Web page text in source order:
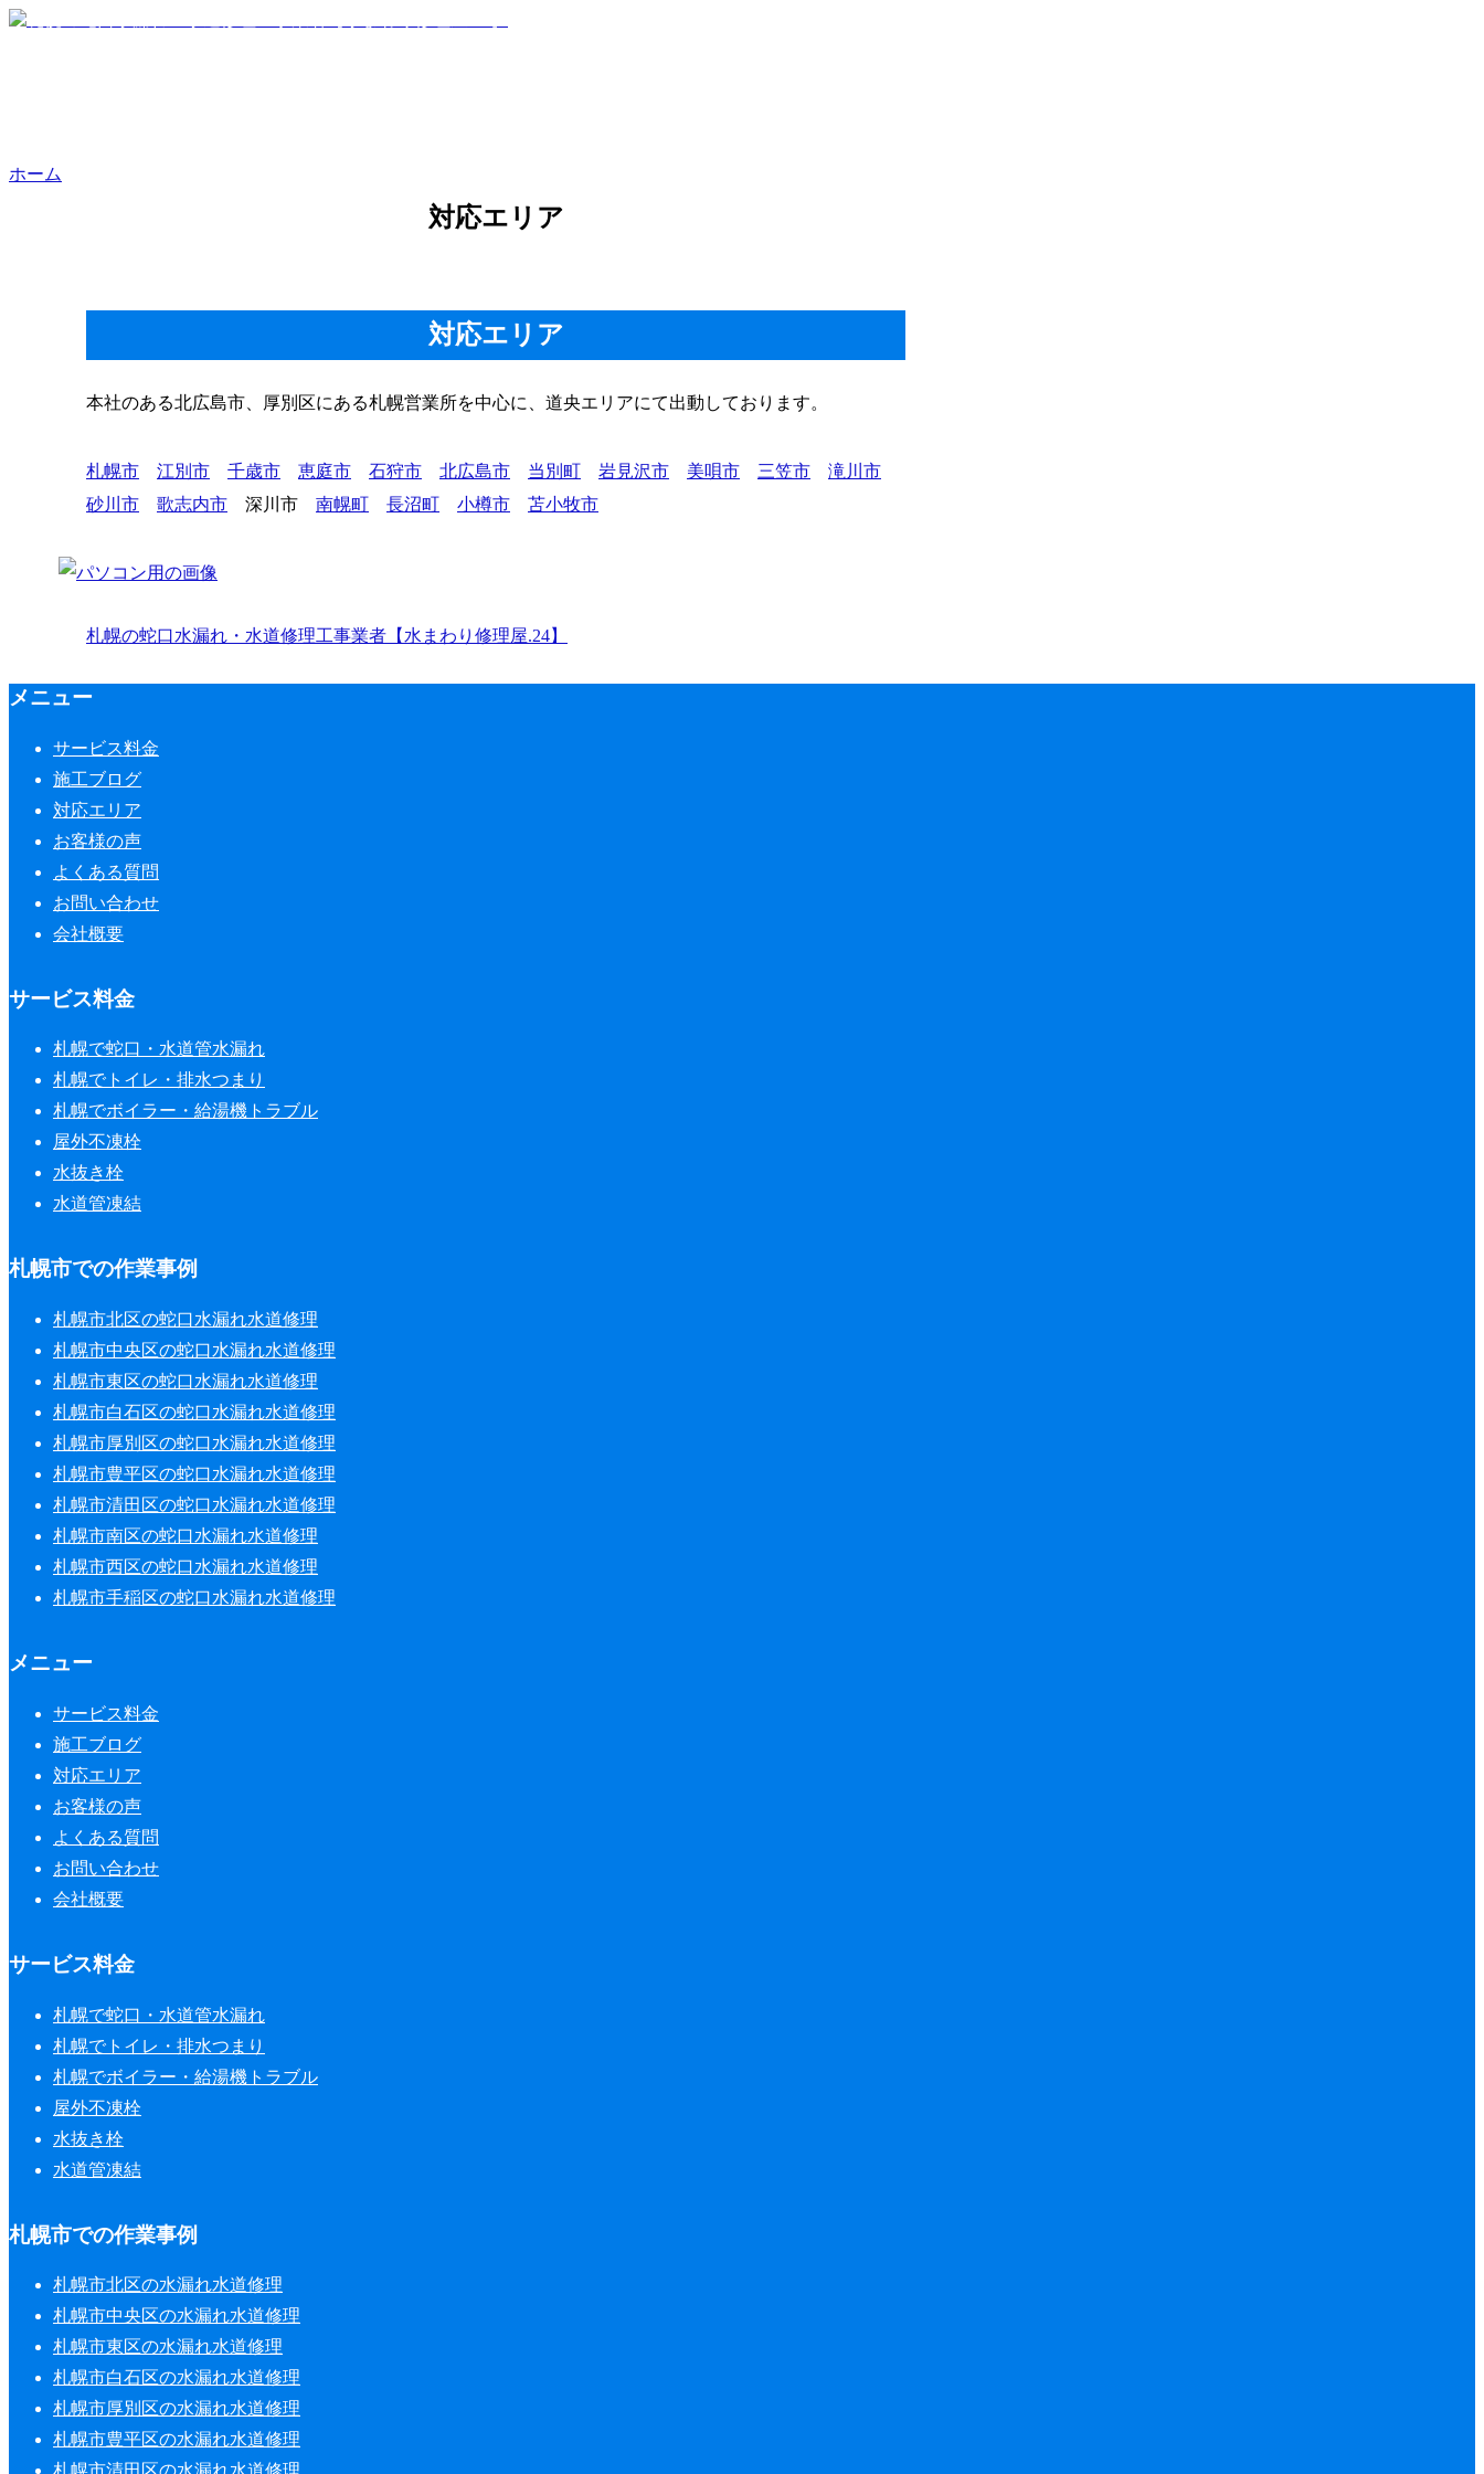
ホーム
対応エリア
対応エリア
本社のある北広島市、厚別区にある札幌営業所を中心に、道央エリアにて出動しております。
札幌市 江別市 千歳市 恵庭市 石狩市 北広島市 当別町 岩見沢市 美唄市 三笠市
滝川市
砂川市
歌志内市 深川市 南幌町 長沼町 小樽市 苫小牧市
札幌の蛇口水漏れ・水道修理工事業者【水まわり修理屋.24】
メニュー
サービス料金
施工ブログ
対応エリア
お客様の声
よくある質問
お問い合わせ
会社概要
サービス料金
札幌で蛇口・水道管水漏れ
札幌でトイレ・排水つまり
札幌でボイラー・給湯機トラブル
屋外不凍栓
水抜き栓
水道管凍結
札幌市での作業事例
札幌市北区の蛇口水漏れ水道修理
札幌市中央区の蛇口水漏れ水道修理
札幌市東区の蛇口水漏れ水道修理
札幌市白石区の蛇口水漏れ水道修理
札幌市厚別区の蛇口水漏れ水道修理
札幌市豊平区の蛇口水漏れ水道修理
札幌市清田区の蛇口水漏れ水道修理
札幌市南区の蛇口水漏れ水道修理
札幌市西区の蛇口水漏れ水道修理
札幌市手稲区の蛇口水漏れ水道修理
メニュー
サービス料金
施工ブログ
対応エリア
お客様の声
よくある質問
お問い合わせ
会社概要
サービス料金
札幌で蛇口・水道管水漏れ
札幌でトイレ・排水つまり
札幌でボイラー・給湯機トラブル
屋外不凍栓
水抜き栓
水道管凍結
札幌市での作業事例
札幌市北区の水漏れ水道修理
札幌市中央区の水漏れ水道修理
札幌市東区の水漏れ水道修理
札幌市白石区の水漏れ水道修理
札幌市厚別区の水漏れ水道修理
札幌市豊平区の水漏れ水道修理